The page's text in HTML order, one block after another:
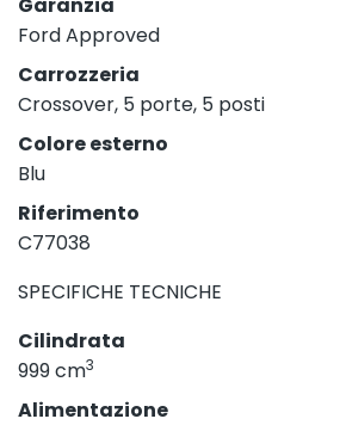
Ford Approved
Carrozzeria
Crossover, 5 porte, 5 posti
Colore esterno
Blu
Riferimento
C77038
SPECIFICHE TECNICHE
Cilindrata
999 cm3
Alimentazione